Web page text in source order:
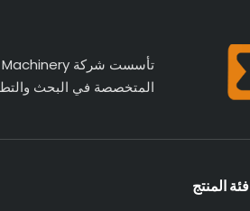
المتخصصة في البحث
فئة المنتج